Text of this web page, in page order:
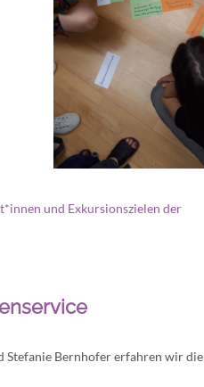
und Exkursionszielen der
Stefanie Bernhofer erfahren wir die